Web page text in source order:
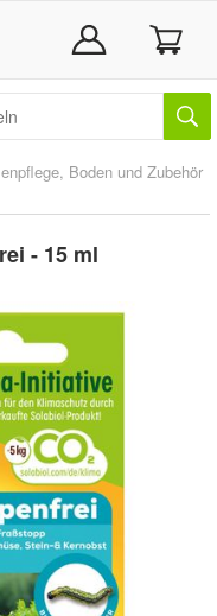
Boden und Zubehör
- 15 ml